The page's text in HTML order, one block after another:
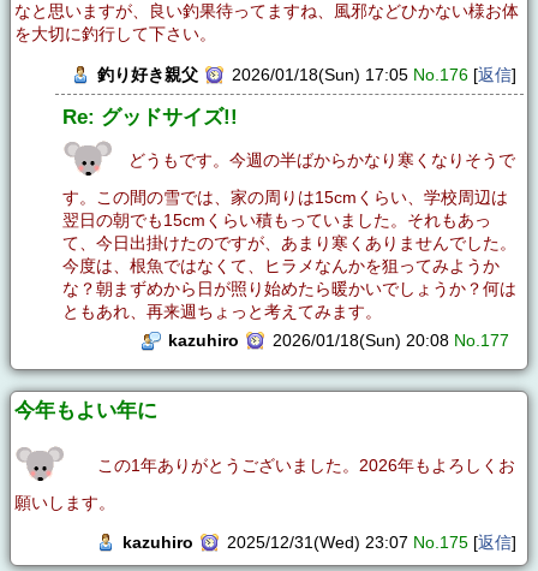
なと思いますが、良い釣果待ってますね、風邪などひかない様お体
を大切に釣行して下さい。
釣り好き親父 2026/01/18(Sun) 17:05 No.176 [返信]
Re: グッドサイズ!!
どうもです。今週の半ばからかなり寒くなりそうで
す。この間の雪では、家の周りは15cmくらい、学校周辺は
翌日の朝でも15cmくらい積もっていました。それもあっ
て、今日出掛けたのですが、あまり寒くありませんでした。
今度は、根魚ではなくて、ヒラメなんかを狙ってみようか
な？朝まずめから日が照り始めたら暖かいでしょうか？何は
ともあれ、再来週ちょっと考えてみます。
kazuhiro
2026/01/18(Sun) 20:08 No.177
今年もよい年に
この1年ありがとうございました。2026年もよろしくお
願いします。
kazuhiro 2025/12/31(Wed) 23:07 No.175 [返信]